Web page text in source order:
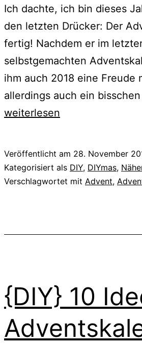
Ich dachte, ich bin dieses
den letzten Drücker: Der
fertig! Nachdem er im
selbstgemachten
ihm auch 2018 eine Freude
allerdings auch ein
weiterlesen
Veröffentlicht am 28. November
Kategorisiert als DIY, DIYmas,
Verschlagwortet mit Advent,
{DIY} 10